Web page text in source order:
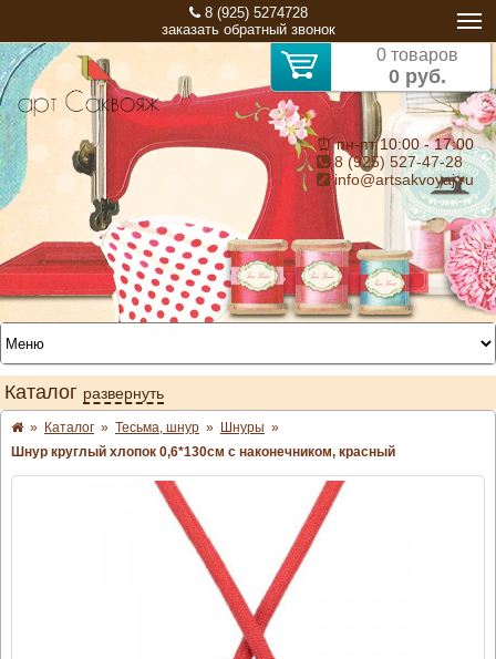
8 (925) 5274728
заказать обратный звонок
0 товаров
0 руб.
⏰ пн-пт 10:00 - 17:00
8 (925) 527-47-28
info@artsakvoyaj.ru
Каталог развернуть
» Каталог » Тесьма, шнур » Шнуры »
Шнур круглый хлопок 0,6*130см с наконечником, красный